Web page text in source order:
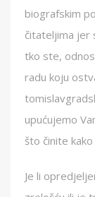
biografskim
čitateljima jer
tko ste,
radu koju
upućujemo
što činite
Je li